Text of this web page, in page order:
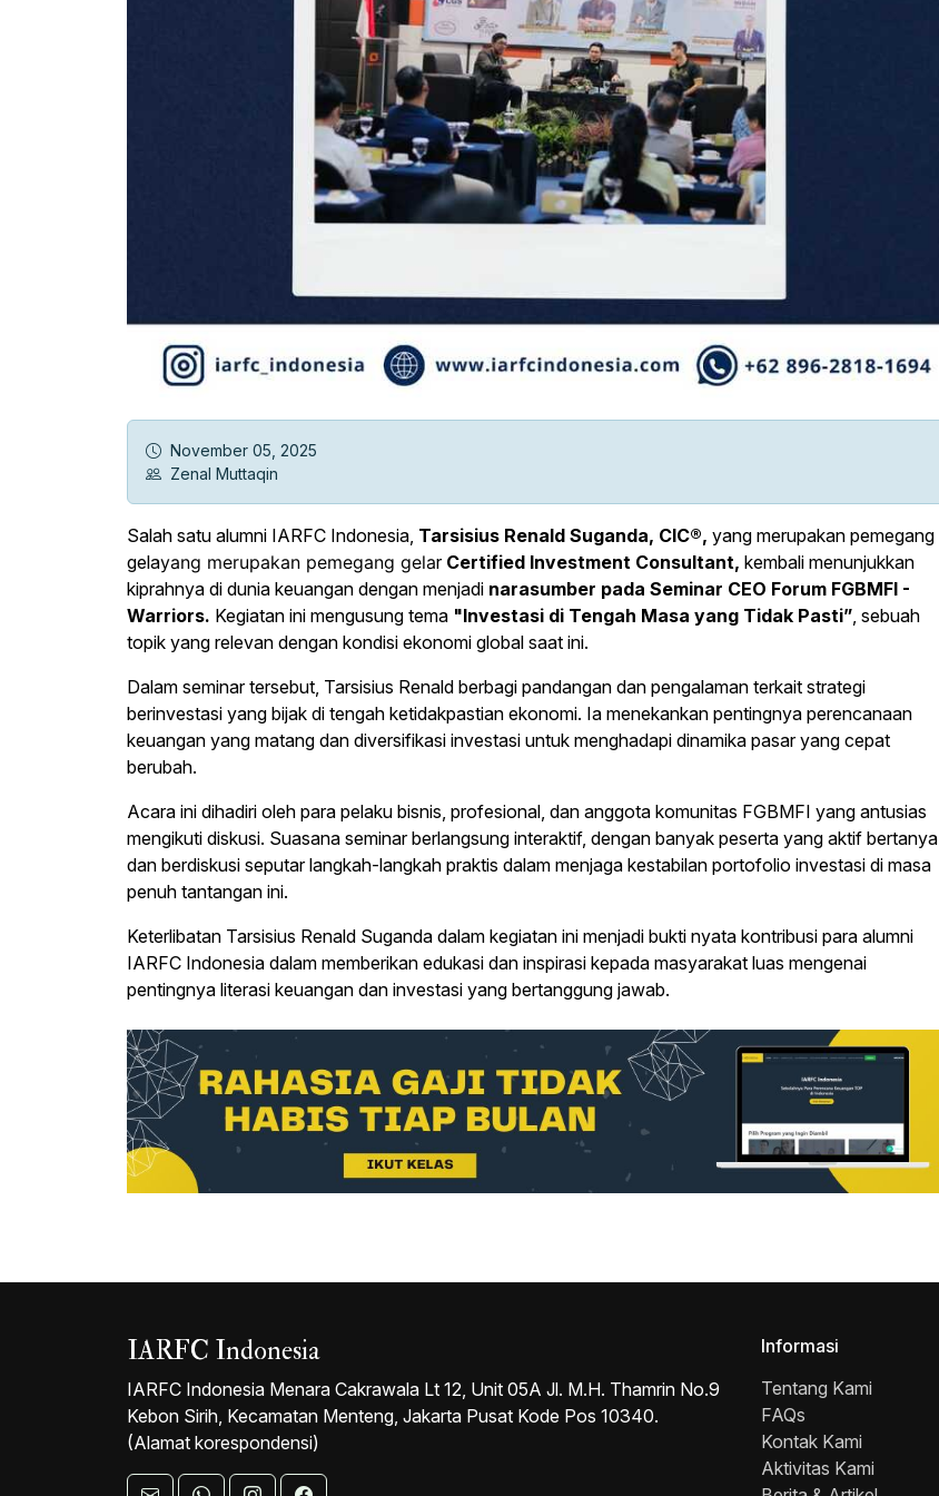
November 05, 2025
Zenal Muttaqin
Salah satu alumni IARFC Indonesia, Tarsisius Renald Suganda, CIC®, yang merupakan pemegang
gelayang merupakan pemegang gelar Certified Investment Consultant, kembali menunjukkan
kiprahnya di dunia keuangan dengan menjadi narasumber pada Seminar CEO Forum FGBMFI -
Warriors. Kegiatan ini mengusung tema "Investasi di Tengah Masa yang Tidak Pasti” , sebuah
topik yang relevan dengan kondisi ekonomi global saat ini.
Dalam seminar tersebut, Tarsisius Renald berbagi pandangan dan pengalaman terkait strategi
berinvestasi yang bijak di tengah ketidakpastian ekonomi. Ia menekankan pentingnya perencanaan
keuangan yang matang dan diversifikasi investasi untuk menghadapi dinamika pasar yang cepat
berubah.
Acara ini dihadiri oleh para pelaku bisnis, profesional, dan anggota komunitas FGBMFI yang antusias
mengikuti diskusi. Suasana seminar berlangsung interaktif, dengan banyak peserta yang aktif bertanya
dan berdiskusi seputar langkah-langkah praktis dalam menjaga kestabilan portofolio investasi di masa
penuh tantangan ini.
Keterlibatan Tarsisius Renald Suganda dalam kegiatan ini menjadi bukti nyata kontribusi para alumni
IARFC Indonesia dalam memberikan edukasi dan inspirasi kepada masyarakat luas mengenai
pentingnya literasi keuangan dan investasi yang bertanggung jawab.
IARFC Indonesia
IARFC Indonesia Menara Cakrawala Lt 12, Unit 05A Jl. M.H. Thamrin No.9
Kebon Sirih, Kecamatan Menteng, Jakarta Pusat Kode Pos 10340.
(Alamat korespondensi)
Informasi
Tentang Kami
FAQs
Kontak Kami
Aktivitas Kami